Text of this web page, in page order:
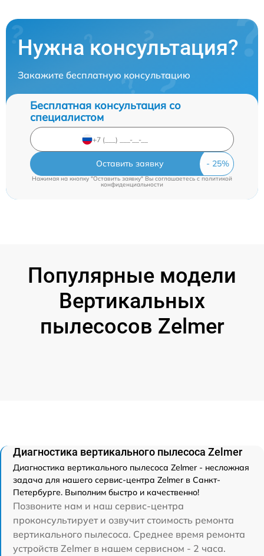
Нужна консультация?
Закажите бесплатную консультацию
Бесплатная консультация со
специалистом
Оставить заявку
Нажимая на кнопку "Оставить заявку" Вы соглашаетесь c политикой
конфиденциальности
Популярные модели
Вертикальных
пылесосов Zelmer
Диагностика вертикального пылесоса Zelmer
Диагностика вертикального пылесоса Zelmer - несложная
задача для нашего сервис-центра Zelmer в Санкт-
Петербурге. Выполним быстро и качественно!
Позвоните нам и наш сервис-центра
проконсультирует и озвучит стоимость ремонта
вертикального пылесоса. Среднее время ремонта
устройств Zelmer в нашем сервисном - 2 часа.